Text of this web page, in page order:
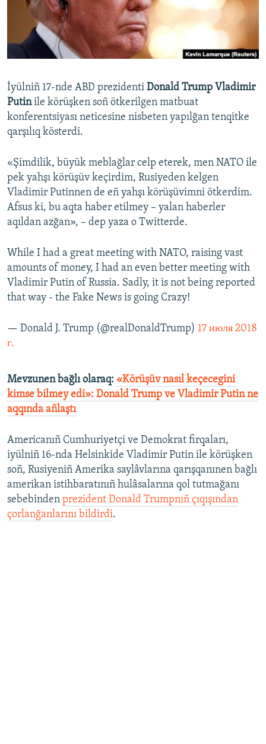
Русский
Українською
RFE/RS bütün saytları
İyülniñ 17-nde ABD prezidenti Donald Trump Vladimir
Putinile körüşken soñ ötkerilgen matbuat
konferentsiyası neticesine nisbeten yapılğan tenqitke
qarşılıq kösterdi.
«Şimdilik, büyük meblağlar celp eterek, men NATO ile
pek yahşı körüşüv keçirdim, Rusiyeden kelgen
Vladimir Putinnen de eñ yahşı körüşüvimni ötkerdim.
Afsus ki, bu aqta haber etilmey – yalan haberler
aqıldan azğan», – dep yaza o Twitterde.
While I had a great meeting with NATO, raising vast
amounts of money, I had an even better meeting with
Vladimir Putin of Russia. Sadly, it is not being reported
that way - the Fake News is going Crazy!
— Donald J. Trump (@realDonaldTrump) 17 июля 2018
г.
Mevzunen bağlı olaraq: «Körüşüv nasıl keçecegini
kimse bilmey edi»: Donald Trump ve Vladimir Putin ne
aqqında añlaştı
Americanıñ Cumhuriyetçi ve Demokrat firqaları,
iyülniñ 16-nda Helsinkide Vladimir Putin ile körüşken
soñ, Rusiyeniñ Amerika saylâvlarına qarışqanınen bağlı
amerikan istihbaratınıñ hulâsalarına qol tutmağanı
sebebinden prezident Donald Trumpnıñ çıqışından
çorlanğanlarını bildirdi.